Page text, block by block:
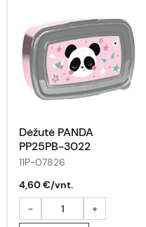
Dėžutė PANDA
PP25PB-3022
11P-07826
4,60 €/vnt.
-
+